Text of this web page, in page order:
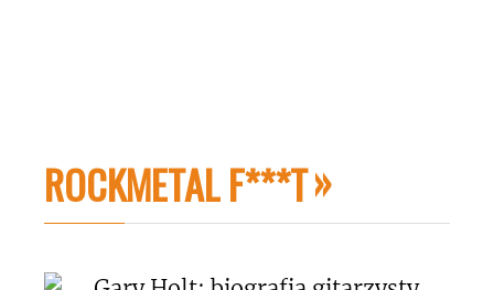
ROCKMETAL F***T